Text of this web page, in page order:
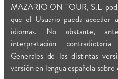
MAZARIO ON TOUR, S.L.
que el Usuario pueda acceder
idiomas. No obstante,
interpretación
Generales de las distintas
versión en lengua española